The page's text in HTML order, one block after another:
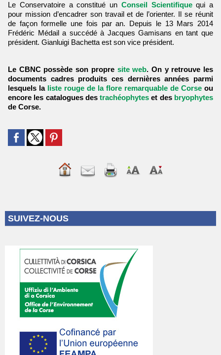
Le Conservatoire a constitué un Conseil Scientifiquequi a
pour mission d’encadrer son travail et de l’orienter. Il se réunit
de façon formelle une fois par an. Depuis le 13 Mars 2014
Frédéric Médail a succédé à Jacques Gamisans en tant que
président. Gianluigi Bachetta est son vice président.
Le CBNC possède son propre site web. On y retrouve les
documents cadres produits ces dernières années parmi
lesquels la liste rouge de la flore remarquable de Corse ou
encore les catalogues destrachéophyteset des bryophytes
de Corse.
SUIVEZ-NOUS